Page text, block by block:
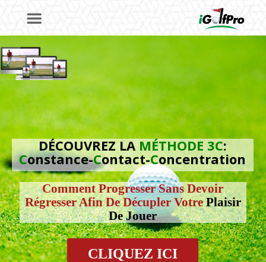
DÉCOUVREZ LAMÉTHODE 3C:
Constance-Contact-Concentration
Comment Progresser Sans Devoir
Régresser Afin De Décupler VotrePlaisir
De Jouer
CLIQUEZ ICI